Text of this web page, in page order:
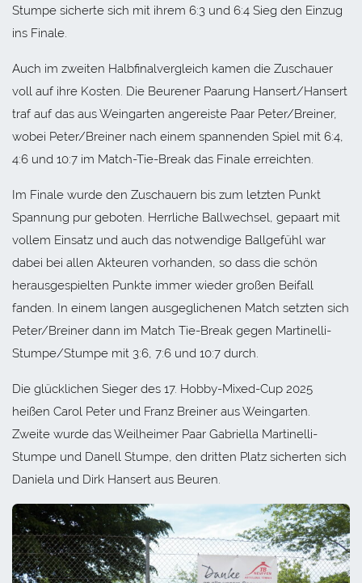
Stumpe sicherte sich mit ihrem 6:3 und 6:4 Sieg den Einzug
ins Finale.
Auch im zweiten Halbfinalvergleich kamen die Zuschauer
voll auf ihre Kosten. Die Beurener Paarung Hansert/Hansert
traf auf das aus Weingarten angereiste Paar Peter/Breiner,
wobei Peter/Breiner nach einem spannenden Spiel mit 6:4,
4:6 und 10:7 im Match-Tie-Break das Finale erreichten.
Im Finale wurde den Zuschauern bis zum letzten Punkt
Spannung pur geboten. Herrliche Ballwechsel, gepaart mit
vollem Einsatz und auch das notwendige Ballgefühl war
dabei bei allen Akteuren vorhanden, so dass die schön
herausgespielten Punkte immer wieder großen Beifall
fanden. In einem langen ausgeglichenen Match setzten sich
Peter/Breiner dann im Match Tie-Break gegen Martinelli-
Stumpe/Stumpe mit 3:6, 7:6 und 10:7 durch.
Die glücklichen Sieger des 17. Hobby-Mixed-Cup 2025
heißen Carol Peter und Franz Breiner aus Weingarten.
Zweite wurde das Weilheimer Paar Gabriella Martinelli-
Stumpe und Danell Stumpe, den dritten Platz sicherten sich
Daniela und Dirk Hansert aus Beuren.